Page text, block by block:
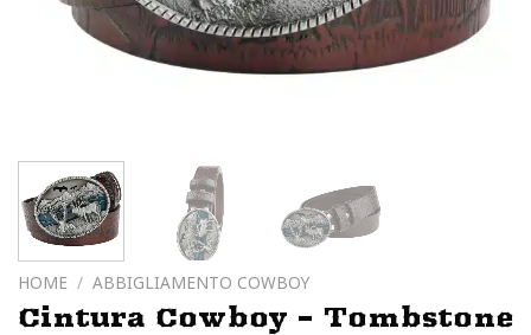
HOME / ABBIGLIAMENTO COWBOY
Cintura Cowboy – Tombstone